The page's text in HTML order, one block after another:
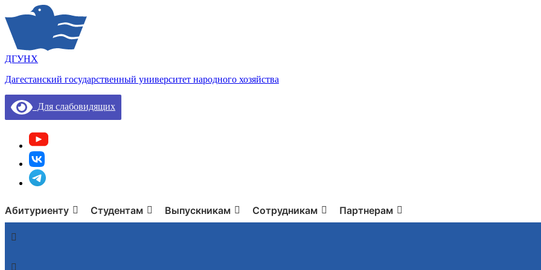
ДГУНХ
Дагестанский государственный университет народного хозяйства
Для слабовидящих
Абитуриенту Студентам Выпускникам Сотрудникам Партнерам